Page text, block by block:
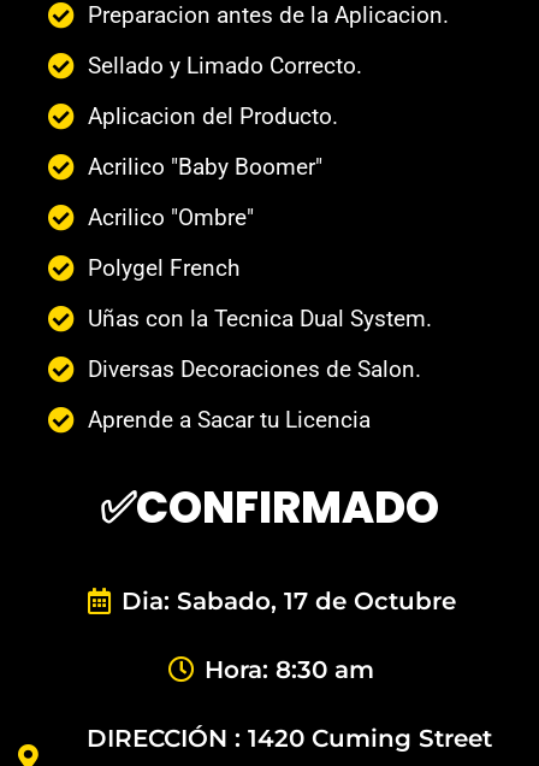
Preparacion antes de la Aplicacion.
Sellado y Limado Correcto.
Aplicacion del Producto.
Acrilico "Baby Boomer"
Acrilico "Ombre"
Polygel French
Uñas con la Tecnica Dual System.
Diversas Decoraciones de Salon.
Aprende a Sacar tu Licencia
✅CONFIRMADO
Dia: Sabado, 17 de Octubre
Hora: 8:30 am
DIRECCIÓN : 1420 Cuming Street